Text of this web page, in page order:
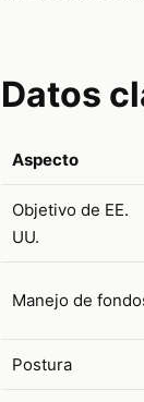
Datos
Aspecto
Objetivo de EE.
UU.
Manejo de
Postura